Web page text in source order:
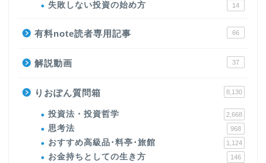
失敗しない投資の始め方 14
有料note読者専用記事 66
解説動画 37
りおぽん質問箱 8,130
投資法・投資哲学 2,668
思考法 968
おすすめ高級品･料亭･旅館 1,124
お金持ちとしての生き方 146